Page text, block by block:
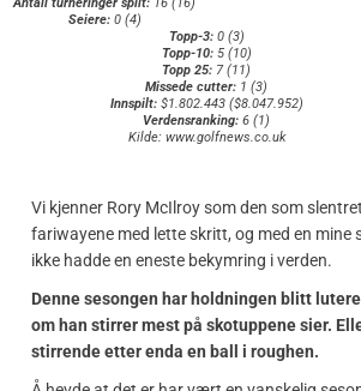
Seiere:0 (4)
Topp-3:0 (3)
Topp-10:5 (10)
Topp 25: 7 (11)
Missede cutter: 1 (3)
Innspilt:$1.802.443 ($8.047.952)
Verdensranking: 6 (1)
Kilde: www.golfnews.co.uk
Vi kjenner Rory McIlroy som den som
fariwayene med lette skritt, og med en mine
ikke hadde en eneste bekymring i verden.
Denne sesongen har holdningen blitt
om han stirrer mest på skotuppene sier.
stirrende etter enda en ball i roughen.